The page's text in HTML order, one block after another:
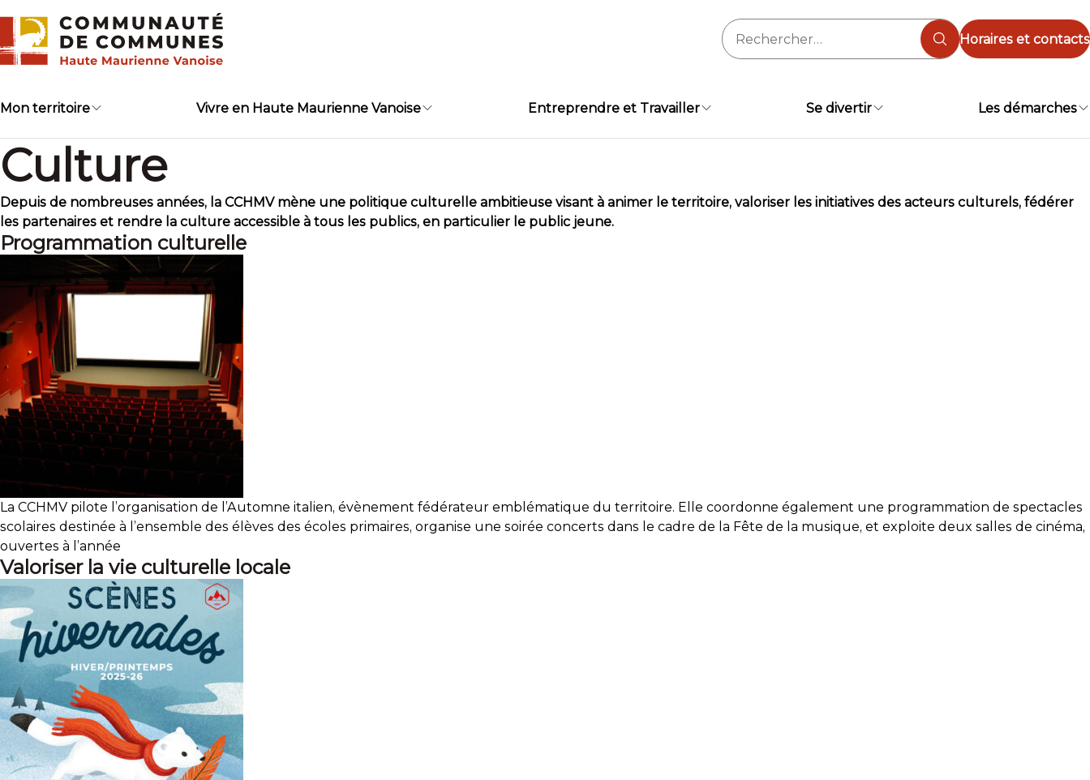
content
Rechercher :
Horaires et contacts
Mon territoire Vivre en Haute Maurienne Vanoise Entreprendre et Travailler Se divertir Les démarches
Culture
Depuis de nombreuses années, la CCHMV mène une politique culturelle ambitieuse visant à animer le territoire, valoriser les initiatives des acteurs culturels, fédérer
les partenaires et rendre la culture accessible à tous les publics, en particulier le public jeune.
Programmation culturelle
La CCHMV pilote l’organisation de l’Automne italien, évènement fédérateur emblématique du territoire. Elle coordonne également une programmation de spectacles
scolaires destinée à l’ensemble des élèves des écoles primaires, organise une soirée concerts dans le cadre de la Fête de la musique, et exploite deux salles de cinéma,
ouvertes à l’année
Valoriser la vie culturelle locale